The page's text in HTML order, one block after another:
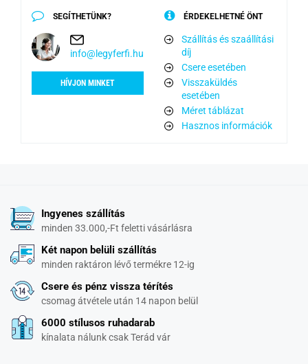
SEGÍTHETÜNK?
info@legyferfi.hu
HÍVJON MINKET
ÉRDEKELHETNÉ ÖNT
Szállítás és szaállítási
díj
Csere esetében
Visszaküldés
esetében
Méret táblázat
Hasznos információk
Ingyenes szállítás
minden 33.000,-Ft feletti vásárlásra
Két napon belüli szállítás
minden raktáron lévő termékre 12-ig
Csere és pénz vissza térítés
csomag átvétele után 14 napon belül
6000 stílusos ruhadarab
kínalata nálunk csak Terád vár